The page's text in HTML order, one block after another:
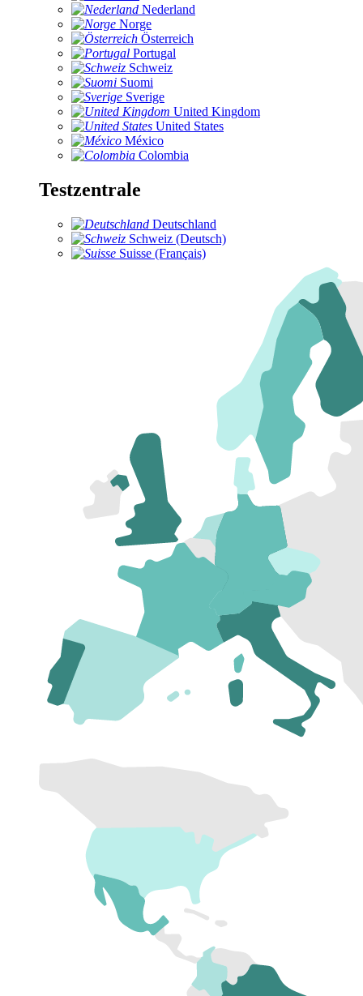
Nederland
Norge
Österreich
Portugal
Schweiz
Suomi
Sverige
United Kingdom
United States
México
Colombia
Testzentrale
Deutschland
Schweiz (Deutsch)
Suisse (Français)